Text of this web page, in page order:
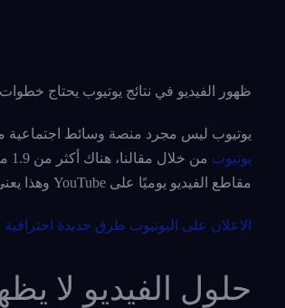
ظهور الفيديو في نتائج يوتيوب يحتاج
يوتيوب ليس مجرد منصة وسائط اجتماعية
يوتيوب من خلال مقالنا، هناك أكثر من 1.9 مليار مستخدم يستخدمون
مقاطع الفيديو يوميًا على YouTube وهذا يعني أن هناك فرصة كبيرة للعلامات التجارية والناشرين ومنشئي الفيديو لتوسيع مدى وصولهم.
الاعلان على اليوتيوب طرق جديدة احترافية
حلول الفيديو لا